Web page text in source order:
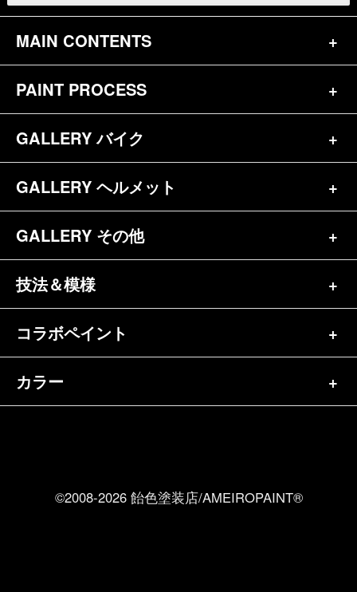
MAIN CONTENTS
トップページ
お問合せ
参考価格
キャンディペイントとは？
メディア掲載（18）
ペイントワンポイント（9）
ペイント済商品（11）
Privacy Policy
PAINT PROCESS
バイク（180）
ヘルメット（84）
GALLERY バイク
バイク一覧（184）
ハーレー（141）
ホンダ（20）
スズキ（8）
GALLERY ヘルメット
ヘルメット一覧（139）
半ヘル（39）
フルフェイス（23）
GALLERY その他
その他一覧（92）
自転車&三輪車（11）
車パーツ（9）
技法＆模様
シンプル（38）
グラフィック（88）
リーフ（37）
コラボペイント
エアブラシ（23）
カラー
©2008-2026 飴色塗装店/AMEIROPAINT®